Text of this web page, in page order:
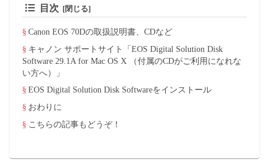
目次
Canon EOS 70Dの取扱説明書、CDなど
キャノン サポートサイト「EOS Digital Solution Disk
Software 29.1A for Mac OS X （付属のCDがご利用になれな
い方へ）」
EOS Digital Solution Disk Softwareをインストール
おわりに
こちらの記事もどうぞ！